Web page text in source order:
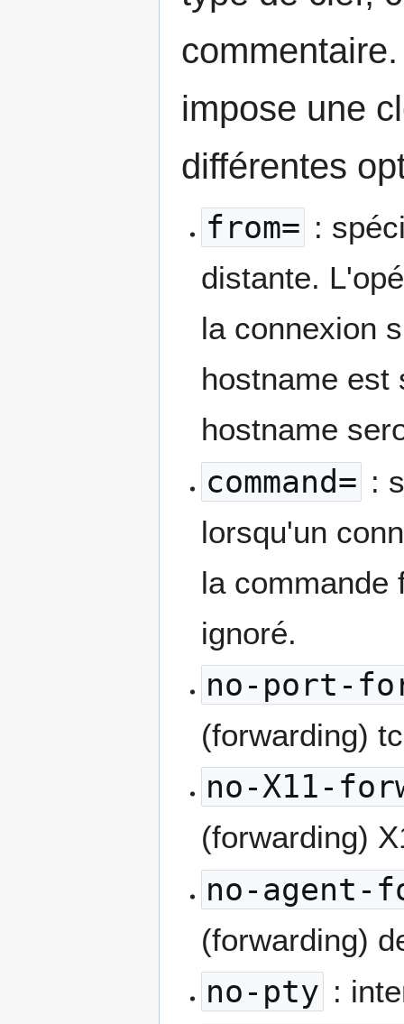
impose une
différentes
from= :
distante.
la connexion
hostname est
hostname
command= :
lorsqu'un
la commande
ignoré.
no-port-
(forwarding)
no-X11-
(forwarding)
no-agent-
(forwarding)
no-pty :